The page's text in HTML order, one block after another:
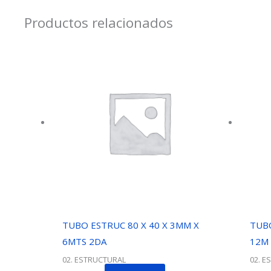
Productos relacionados
TUBO ESTRUC 80 X 40 X 3MM X
6MTS 2DA
02. ESTRUCTURAL
12M
02.